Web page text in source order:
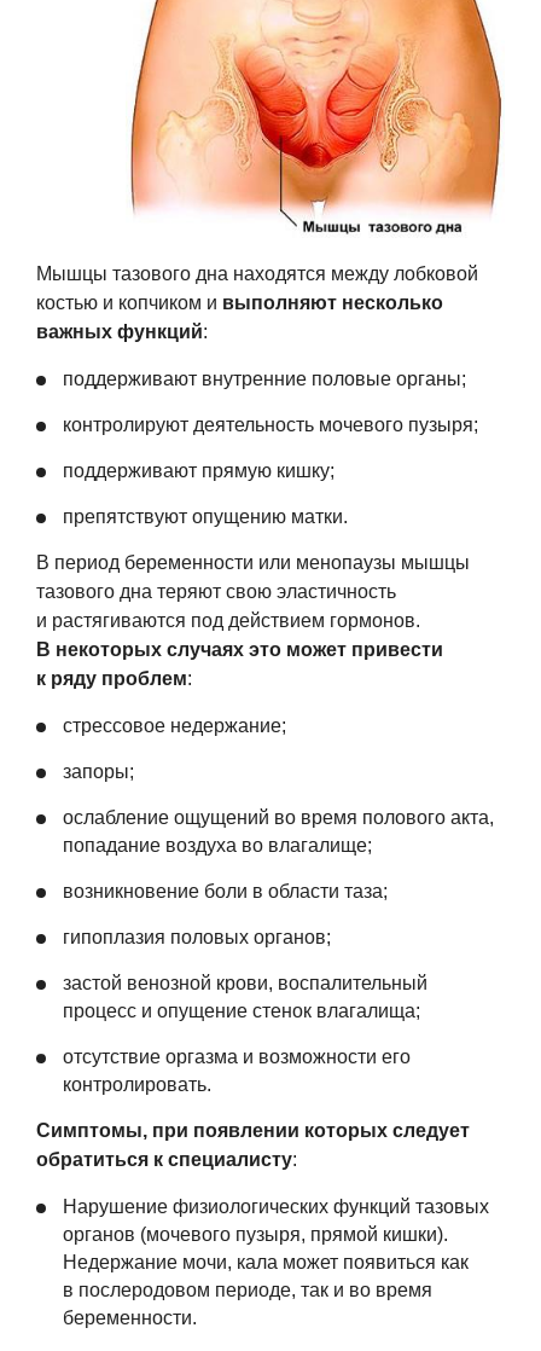
Мышцы тазового дна находятся между лобковой
костью и копчиком и выполняют несколько
важных функций:
поддерживают внутренние половые органы;
контролируют деятельность мочевого пузыря;
поддерживают прямую кишку;
препятствуют опущению матки.
В период беременности или менопаузы мышцы
тазового дна теряют свою эластичность
и растягиваются под действием гормонов.
В некоторых случаях это может привести
к ряду проблем:
стрессовое недержание;
запоры;
ослабление ощущений во время полового акта,
попадание воздуха во влагалище;
возникновение боли в области таза;
гипоплазия половых органов;
застой венозной крови, воспалительный
процесс и опущение стенок влагалища;
отсутствие оргазма и возможности его
контролировать.
Симптомы, при появлении которых следует
обратиться к специалисту:
Нарушение физиологических функций тазовых
органов (мочевого пузыря, прямой кишки).
Недержание мочи, кала может появиться как
в послеродовом периоде, так и во время
беременности.